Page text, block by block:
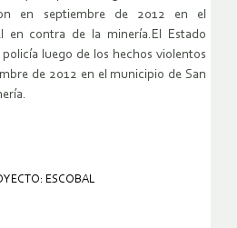
en septiembre de 2012 en el
en contra de la minería.El Estado
luego de los hechos violentos
de 2012 en el municipio de San
ESCOBAL